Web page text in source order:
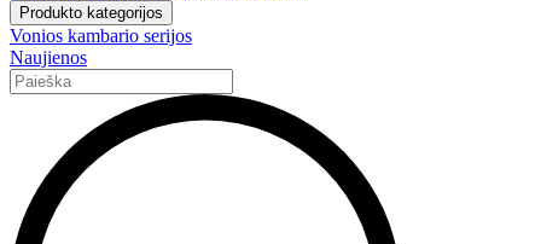
Produkto kategorijos
Vonios kambario serijos
Naujienos